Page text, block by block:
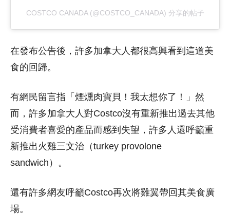
COSTCO CANADA (@COSTCO_CANADA) 分享的帖子
在發布公告後，許多加拿大人都很高興看到這道美
食的回歸。
有網民留言指「煙燻肉寶貝！我太想你了！」然
而，許多加拿大人對Costco沒有重新推出過去其他
受消費者喜愛的產品而感到失望，許多人還呼籲重
新推出火雞三文治（turkey provolone
sandwich）。
還有許多網友呼籲Costco再次將雞翼帶回其美食廣
場。